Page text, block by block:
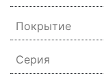
Покрытие
Серия